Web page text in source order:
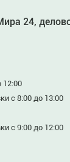
24,
12:00
с 8:00 до 13:00
с 9:00 до 12:00